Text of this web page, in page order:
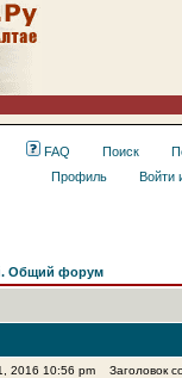
FAQ Поиск
Профиль
Войти
Общий форум
2016 10:56 pm Заголовок